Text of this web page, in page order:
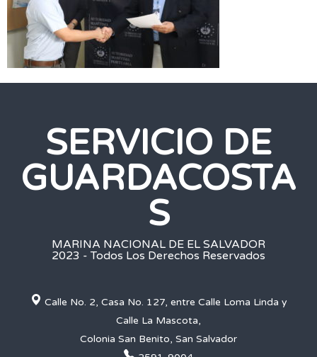
SERVICIO DE
GUARDACOSTA
S
MARINA NACIONAL DE EL SALVADOR
2023 - Todos Los Derechos Reservados
Calle No. 2, Casa No. 127, entre Calle Loma Linda y
Calle La Mascota,
Colonia San Benito, San Salvador